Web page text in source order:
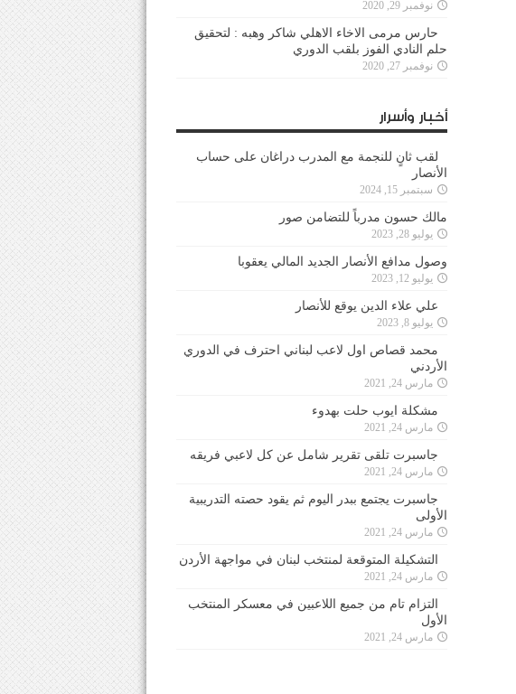
نوفمبر 29, 2020
حارس مرمى الاخاء الاهلي شاكر وهبه : لتحقيق
حلم النادي الفوز بلقب الدوري
نوفمبر 27, 2020
أخبار وأسرار
لقب ثانٍ للنجمة مع المدرب دراغان على حساب
الأنصار
سبتمبر 15, 2024
مالك حسون مدرباً للتضامن صور
يوليو 28, 2023
وصول مدافع الأنصار الجديد المالي يعقوبا
يوليو 12, 2023
علي علاء الدين يوقع للأنصار
يوليو 8, 2023
محمد قصاص اول لاعب لبناني احترف في الدوري
الأردني
مارس 24, 2021
مشكلة ايوب حلت بهدوء
مارس 24, 2021
جاسبرت تلقى تقرير شامل عن كل لاعبي فريقه
مارس 24, 2021
جاسبرت يجتمع ببدر اليوم ثم يقود حصته التدريبية
الأولى
مارس 24, 2021
التشكيلة المتوقعة لمنتخب لبنان في مواجهة الأردن
مارس 24, 2021
التزام تام من جميع اللاعبين في معسكر المنتخب
الأول
مارس 24, 2021